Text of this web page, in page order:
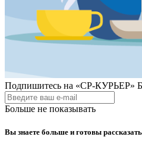
Подпишитесь на «СР-КУРЬЕР»
Больше не показывать
Вы знаете больше и готовы